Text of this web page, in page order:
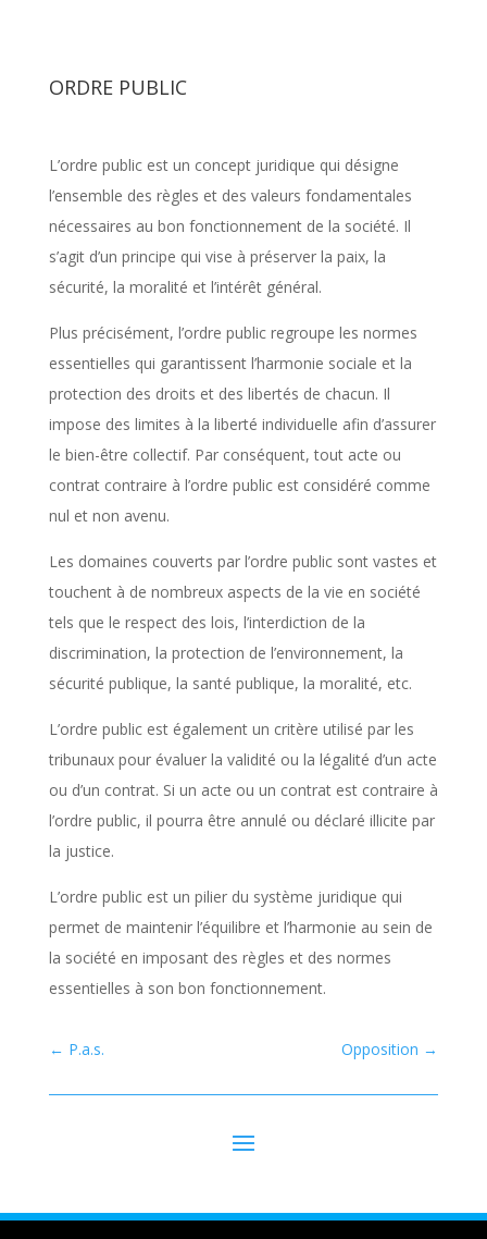
ORDRE PUBLIC
L’ordre public est un concept juridique qui désigne
l’ensemble des règles et des valeurs fondamentales
nécessaires au bon fonctionnement de la société. Il
s’agit d’un principe qui vise à préserver la paix, la
sécurité, la moralité et l’intérêt général.
Plus précisément, l’ordre public regroupe les normes
essentielles qui garantissent l’harmonie sociale et la
protection des droits et des libertés de chacun. Il
impose des limites à la liberté individuelle afin d’assurer
le bien-être collectif. Par conséquent, tout acte ou
contrat contraire à l’ordre public est considéré comme
nul et non avenu.
Les domaines couverts par l’ordre public sont vastes et
touchent à de nombreux aspects de la vie en société
tels que le respect des lois, l’interdiction de la
discrimination, la protection de l’environnement, la
sécurité publique, la santé publique, la moralité, etc.
L’ordre public est également un critère utilisé par les
tribunaux pour évaluer la validité ou la légalité d’un acte
ou d’un contrat. Si un acte ou un contrat est contraire à
l’ordre public, il pourra être annulé ou déclaré illicite par
la justice.
L’ordre public est un pilier du système juridique qui
permet de maintenir l’équilibre et l’harmonie au sein de
la société en imposant des règles et des normes
essentielles à son bon fonctionnement.
← P.a.s. Opposition →